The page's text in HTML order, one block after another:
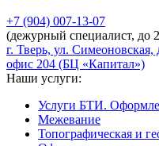
+7 (904) 007-13-07
(дежурный специалист, до
г. Тверь, ул. Симеоновская,
офис 204 (БЦ «Капитал»)
Наши услуги:
Услуги БТИ.
Межевание
Топографическая и